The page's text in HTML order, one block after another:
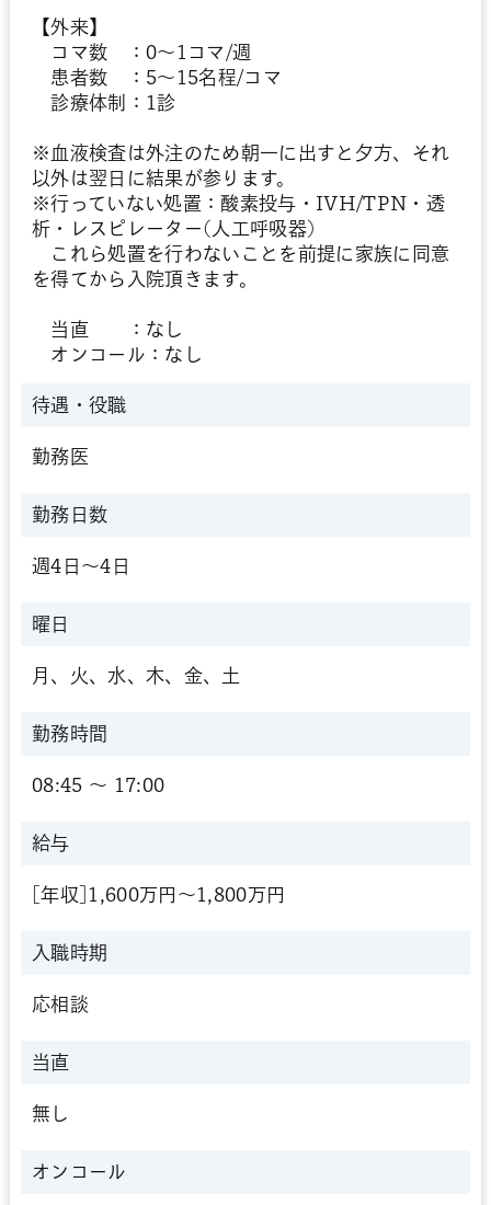
【外来】
コマ数 ：0～1コマ/週
患者数 ：5～15名程/コマ
診療体制：1診
※血液検査は外注のため朝一に出すと夕方、それ
以外は翌日に結果が参ります。
※行っていない処置：酸素投与・IVH/TPN・透
析・レスピレーター(人工呼吸器)
これら処置を行わないことを前提に家族に同意
を得てから入院頂きます。
当直 ：なし
オンコール：なし
待遇・役職
勤務医
勤務日数
週4日～4日
曜日
月、火、水、木、金、土
勤務時間
08:45 〜 17:00
給与
[年収]1,600万円～1,800万円
入職時期
応相談
当直
無し
オンコール